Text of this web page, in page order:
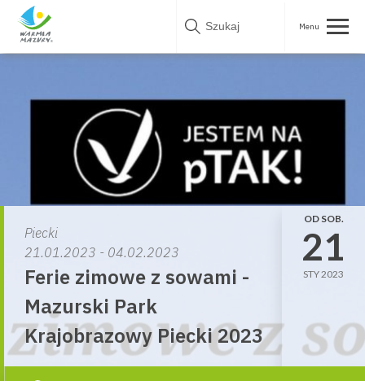
Skip
Piecki
21.01.2023 - 04.02.2023
Ferie zimowe z sowami -
Mazurski Park
Krajobrazowy Piecki 2023
OD SOB.
21
STY 2023